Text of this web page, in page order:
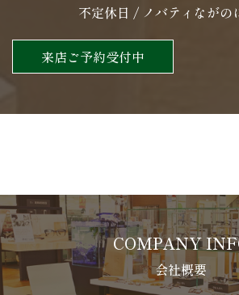
不定休日 / ノバティながの
来店ご予約受付中
COMPANY
会社概要